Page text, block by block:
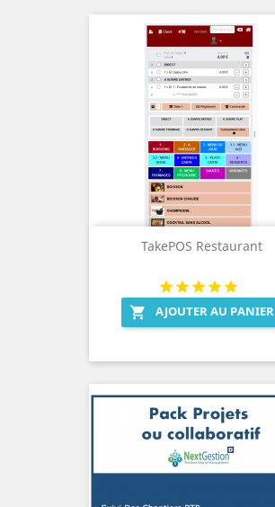
TakePOS Restaurant
 AJOUTER AU PANIER